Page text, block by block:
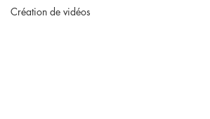
Création de vidéos